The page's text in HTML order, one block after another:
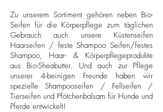
Zu unserem Sortiment gehören neben Bio-
Seifen für die Körperpflege zum täglichen
Gebrauch auch unsere Küstenseifen
Haarseifen / feste Shampoo Seifen/festes
Shampoo, Haar- & Körperpflegeprodukte
aus Bio-Sheabutter. Und auch zur Pflege
unserer 4-beinigen Freunde haben wir
spezielle Shampooseifen / Fellseifen /
Tierseifen und Pfötchenbalsam für Hunde und
Pferde entwickelt!